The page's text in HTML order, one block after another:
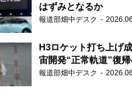
はずみとなるか
報道部畑中デスク
H3ロケット打ち上げ
宙開発“正常軌道”復
報道部畑中デスク